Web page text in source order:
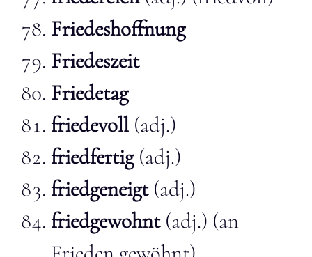
Friedeshoffnung
Friedeszeit
Friedetag
friedevoll (adj.)
friedfertig(adj.)
friedgeneigt(adj.)
friedgewohnt(adj.) (an